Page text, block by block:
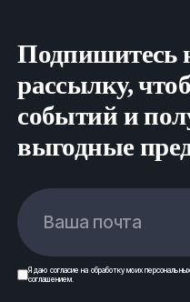
Подпишитесь
рассылку,
событий и
выгодные
Ваша почта
Я даю согласие на обработку моих
соглашением.